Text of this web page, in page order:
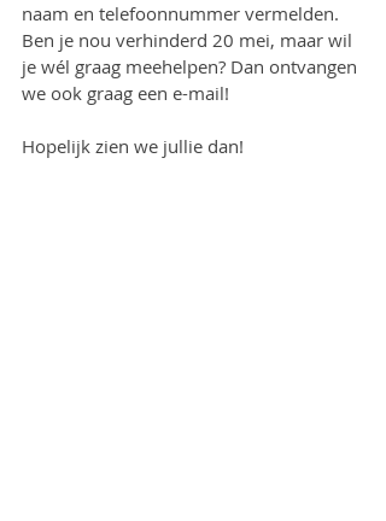
naam en telefoonnummer vermelden.
Ben je nou verhinderd 20 mei, maar wil
je wél graag meehelpen? Dan ontvangen
we ook graag een e-mail!
Hopelijk zien we jullie dan!